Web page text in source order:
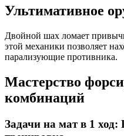
Ультимативное
Двойной шах ломает
этой механики позволяет
парализующие противника.
Мастерство
комбинаций
Задачи на мат в 1 ход: